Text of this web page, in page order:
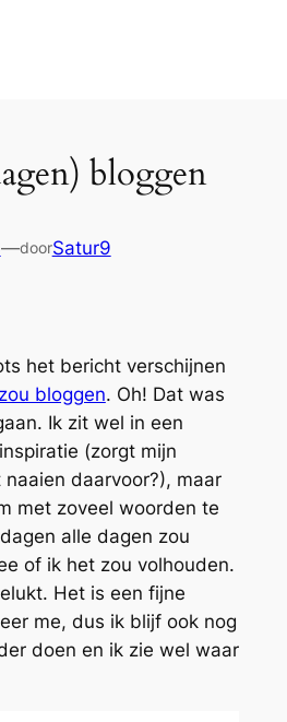
bloggen
—doorSatur9
het bericht verschijnen
bloggen. Oh! Dat was
Ik zit wel in een
(zorgt mijn
daarvoor?), maar
met zoveel woorden te
alle dagen zou
of ik het zou volhouden.
Het is een fijne
me, dus ik blijf ook nog
doen en ik zie wel waar